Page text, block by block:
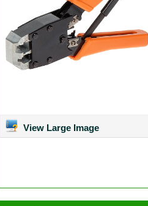
View Large Image